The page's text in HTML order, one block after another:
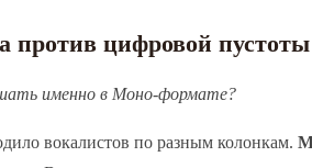
против цифровой пустоты
именно в Моно-формате?
вокалистов по разным колонкам.